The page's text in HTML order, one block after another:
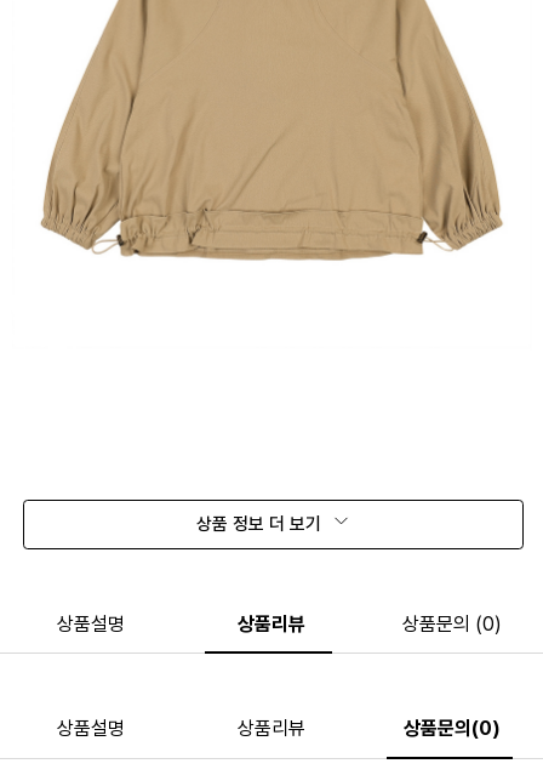
상품 정보 더 보기
상품설명 상품리뷰 상품문의 (0)
상품설명 상품리뷰 상품문의(0)